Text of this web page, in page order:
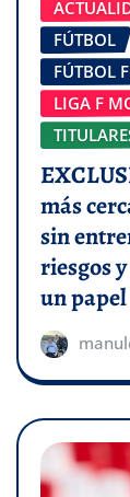
FÚTBOL
FÚTBOL
LIGA F
más
sin
riesgos
un